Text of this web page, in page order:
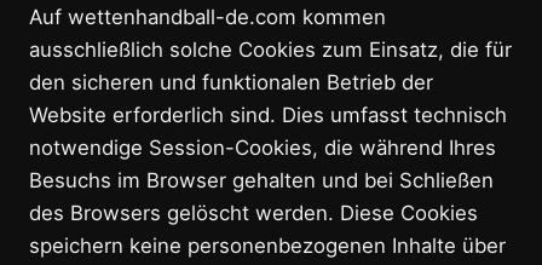
Auf wettenhandball-de.com kommen
ausschließlich solche Cookies zum Einsatz, die für
den sicheren und funktionalen Betrieb der
Website erforderlich sind. Dies umfasst technisch
notwendige Session-Cookies, die während Ihres
Besuchs im Browser gehalten und bei Schließen
des Browsers gelöscht werden. Diese Cookies
speichern keine personenbezogenen Inhalte über